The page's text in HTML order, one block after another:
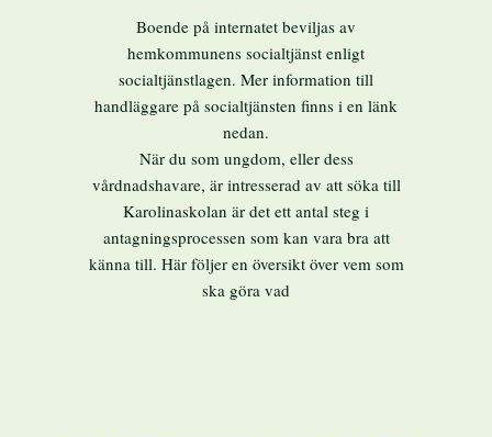
Boende på internatet beviljas av
hemkommunens socialtjänst enligt
socialtjänstlagen. Mer information till
handläggare på socialtjänsten finns i en länk
nedan.
När du som ungdom, eller dess
vårdnadshavare, är intresserad av att söka till
Karolinaskolan är det ett antal steg i
antagningsprocessen som kan vara bra att
känna till. Här följer en översikt över vem som
ska göra vad